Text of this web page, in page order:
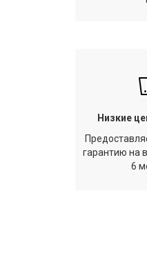
Низкие
гарантию на
6